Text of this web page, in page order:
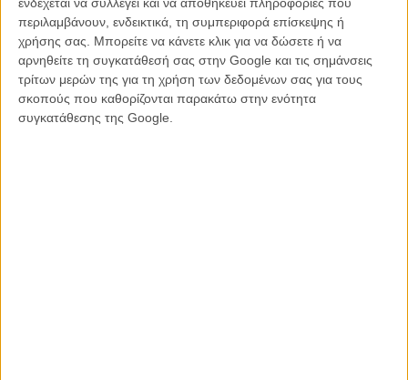
περιλαμβάνουν, ενδεικτικά, τη συμπεριφορά επίσκεψης ή
χρήσης σας. Μπορείτε να κάνετε κλικ για να δώσετε ή να
αρνηθείτε τη συγκατάθεσή σας στην Google και τις σημάνσεις
τρίτων μερών της για τη χρήση των δεδομένων σας για τους
σκοπούς που καθορίζονται παρακάτω στην ενότητα
συγκατάθεσης της Google.
Τέλους»!
ΘΕΜΑΤΑ / 06 ΣΕΠ 2012 Μανώλης Κρανάκης